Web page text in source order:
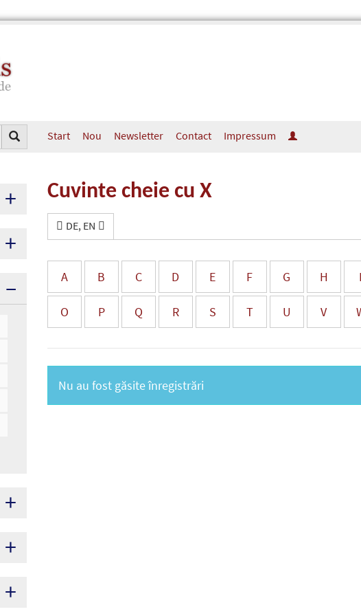
Start Nou Newsletter Contact Impressum
Cuvinte cheie cu X
DE, EN
A B C D E F G H I
O P Q R S T U V
Nu au fost găsite înregistrări